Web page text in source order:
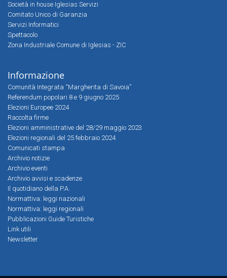
Società in house Iglesias Servizi
Comitato Unico di Garanzia
Servizi Informatici
Spettacolo
Zona Industriale Comune di Iglesias - ZIC
Informazione
Comunità Integrata “Margherita di Savoia”
Referendum popolari 8 e 9 giugno 2025
Elezioni Europee 2024
Raccolta firme
Elezioni amministrative del 28/29 maggio 2023
Elezioni regionali del 25 febbraio 2024
Comunicati stampa
Archivio notizie
Archivio eventi
Archivio avvisi e scadenze
Il quotidiano della P.A.
Normattiva: leggi nazionali
Normattiva: leggi regionali
Pubblicazioni Guide Turistiche
Link utili
Newsletter